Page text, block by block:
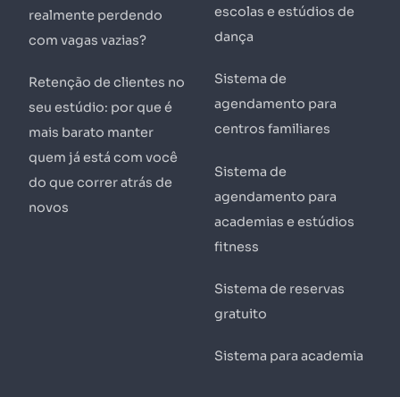
realmente perdendo
com vagas vazias?
Retenção de clientes no
seu estúdio: por que é
mais barato manter
quem já está com você
do que correr atrás de
novos
escolas e estúdios de
dança
Sistema de
agendamento para
centros familiares
Sistema de
agendamento para
academias e estúdios
fitness
Sistema de reservas
gratuito
Sistema para academia